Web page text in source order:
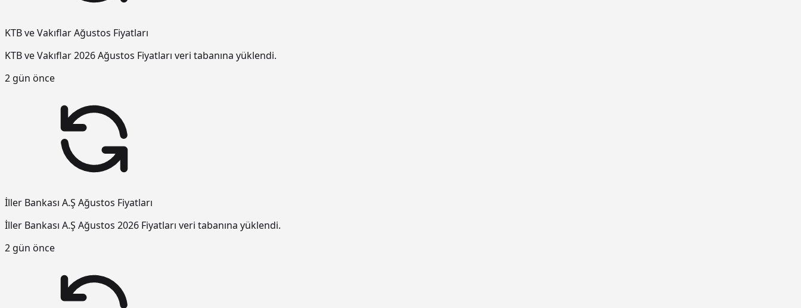
KTB ve Vakıflar Ağustos Fiyatları
KTB ve Vakıflar 2026 Ağustos Fiyatları veri tabanına yüklendi.
2 gün önce
İller Bankası A.Ş Ağustos Fiyatları
İller Bankası A.Ş Ağustos 2026 Fiyatları veri tabanına yüklendi.
2 gün önce